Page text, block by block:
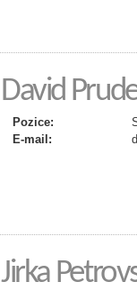
David
Pozice:
E-mail:
Jirka